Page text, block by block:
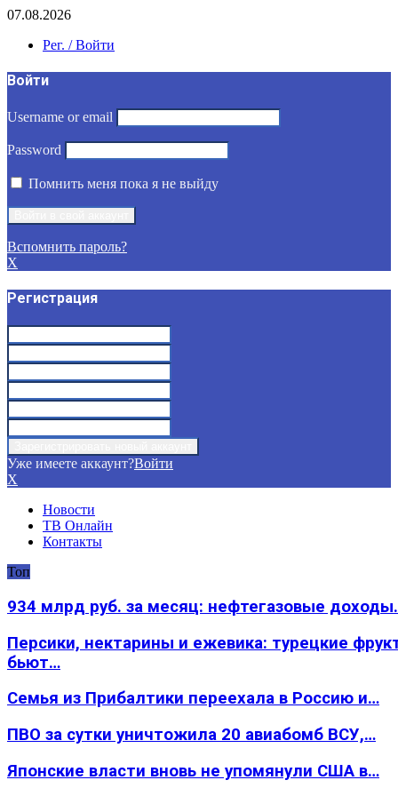
07.08.2026
Рег. / Войти
Войти
Username or email
Password
Помнить меня пока я не выйду
Вспомнить пароль?
X
Регистрация
Уже имеете аккаунт?Войти
X
Новости
ТВ Онлайн
Контакты
Топ
934 млрд руб. за месяц: нефтегазовые
Персики, нектарины и ежевика: турецкие
бьют…
Семья из Прибалтики переехала в Россию и…
ПВО за сутки уничтожила 20 авиабомб ВСУ,…
Японские власти вновь не упомянули США в…